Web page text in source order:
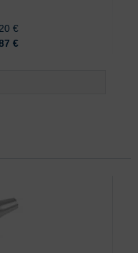
€
€